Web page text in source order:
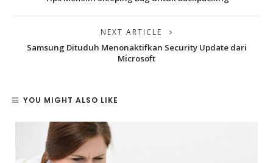
NEXT ARTICLE
Samsung Dituduh Menonaktifkan Security Update dari
Microsoft
YOU MIGHT ALSO LIKE